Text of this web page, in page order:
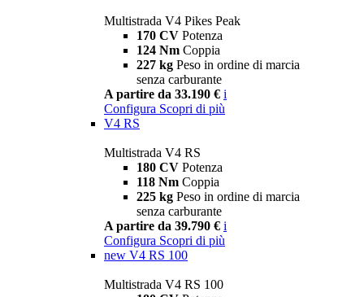
Multistrada V4 Pikes Peak
170 CV Potenza
124 Nm Coppia
227 kg Peso in ordine di marcia
senza carburante
A partire da 33.190 € i
Configura Scopri di più
V4 RS
Multistrada V4 RS
180 CV Potenza
118 Nm Coppia
225 kg Peso in ordine di marcia
senza carburante
A partire da 39.790 € i
Configura Scopri di più
new V4 RS 100
Multistrada V4 RS 100